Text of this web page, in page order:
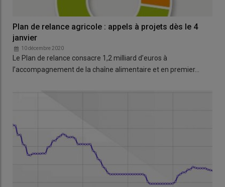
Plan de relance agricole : appels à projets dès le 4
janvier
10 décembre 2020
Le Plan de relance consacre 1,2 milliard d’euros à
l’accompagnement de la chaîne alimentaire et en premier…